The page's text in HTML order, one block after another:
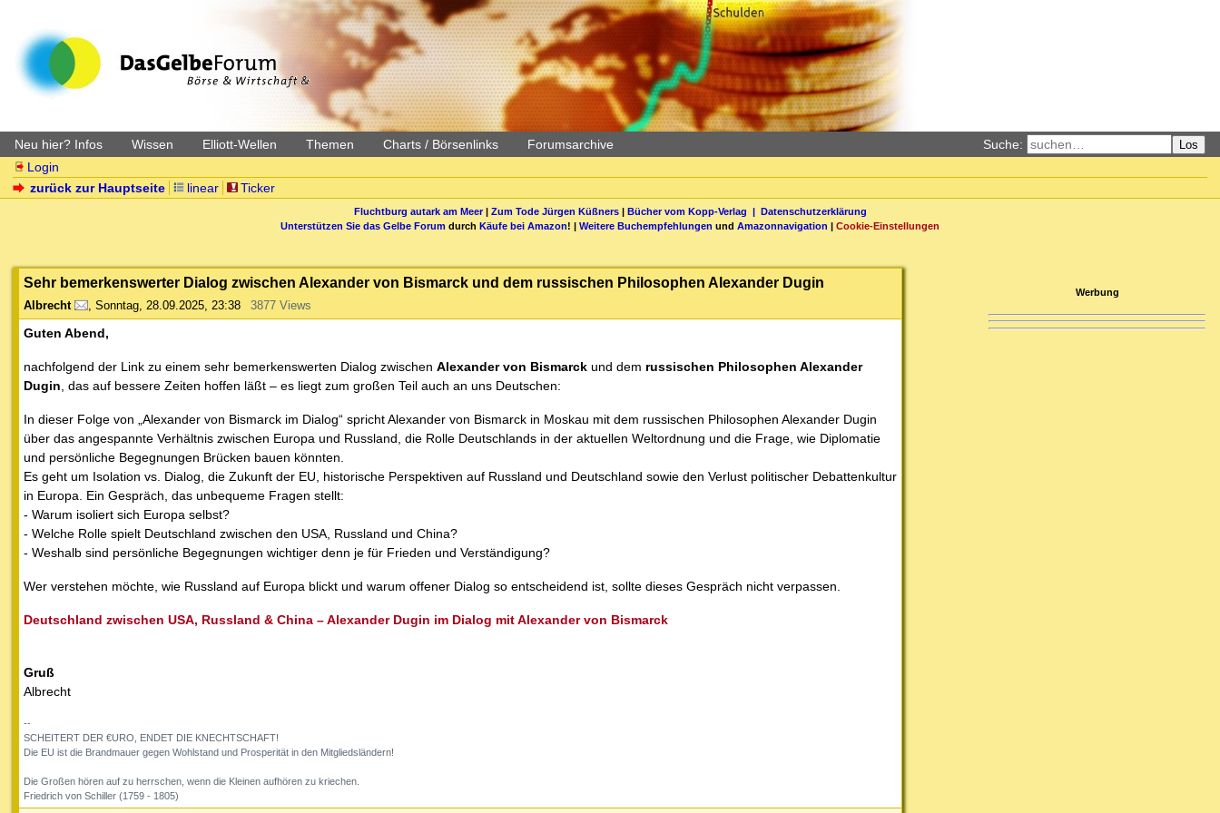
Neu hier? Infos Wissen Elliott-Wellen Themen Charts / Börsenlinks Forumsarchive Suche: Los
Login
zurück zur Hauptseite
linear Ticker
Fluchtburg autark am Meer| Zum Tode Jürgen Küßners| Bücher vom Kopp-Verlag | Datenschutzerklärung
Unterstützen Sie das Gelbe Forum durch Käufe bei Amazon! | Weitere Buchempfehlungen und Amazonnavigation | Cookie-Einstellungen
Sehr bemerkenswerter Dialog zwischen Alexander von Bismarck und dem russischen Philosophen Alexander Dugin
Albrecht , Sonntag, 28.09.2025, 23:38 3877 Views
Guten Abend,
nachfolgend der Link zu einem sehr bemerkenswerten Dialog zwischen Alexander von Bismarck und dem russischen Philosophen Alexander
Dugin, das auf bessere Zeiten hoffen läßt – es liegt zum großen Teil auch an uns Deutschen:
In dieser Folge von „Alexander von Bismarck im Dialog“ spricht Alexander von Bismarck in Moskau mit dem russischen Philosophen Alexander Dugin
über das angespannte Verhältnis zwischen Europa und Russland, die Rolle Deutschlands in der aktuellen Weltordnung und die Frage, wie Diplomatie
und persönliche Begegnungen Brücken bauen könnten.
Es geht um Isolation vs. Dialog, die Zukunft der EU, historische Perspektiven auf Russland und Deutschland sowie den Verlust politischer Debattenkultur
in Europa. Ein Gespräch, das unbequeme Fragen stellt:
- Warum isoliert sich Europa selbst?
- Welche Rolle spielt Deutschland zwischen den USA, Russland und China?
- Weshalb sind persönliche Begegnungen wichtiger denn je für Frieden und Verständigung?
Wer verstehen möchte, wie Russland auf Europa blickt und warum offener Dialog so entscheidend ist, sollte dieses Gespräch nicht verpassen.
Deutschland zwischen USA, Russland & China – Alexander Dugin im Dialog mit Alexander von Bismarck
Gruß
Albrecht
--
SCHEITERT DER €URO, ENDET DIE KNECHTSCHAFT!
Die EU ist die Brandmauer gegen Wohlstand und Prosperität in den Mitgliedsländern!
Die Großen hören auf zu herrschen, wenn die Kleinen aufhören zu kriechen.
Friedrich von Schiller (1759 - 1805)
Werbung